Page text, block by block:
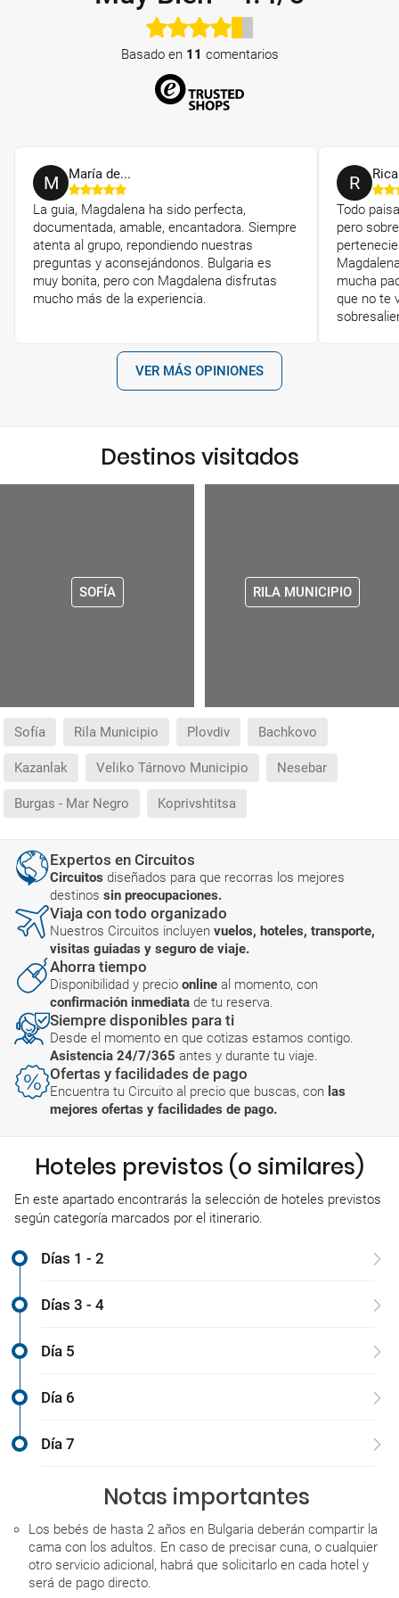
Basado en 11 comentarios
M María de...
La guia, Magdalena ha sido perfecta,
documentada, amable, encantadora. Siempre
atenta al grupo, repondiendo nuestras
preguntas y aconsejándonos. Bulgaria es
muy bonita, pero con Magdalena disfrutas
mucho más de la experiencia.
R
Todo
pero
mucha
que no te
VER MÁS OPINIONES
Destinos visitados
SOFÍA RILA MUNICIPIO
Sofía Rila Municipio Plovdiv Bachkovo
Kazanlak Veliko Tárnovo Municipio Nesebar
Burgas - Mar Negro Koprivshtitsa
Expertos en Circuitos
Circuitos diseñados para que recorras los mejores
destinos sin preocupaciones.
Viaja con todo organizado
Nuestros Circuitos incluyen vuelos, hoteles, transporte,
visitas guiadas y seguro de viaje.
Ahorra tiempo
Disponibilidad y precio online al momento, con
confirmación inmediata de tu reserva.
Siempre disponibles para ti
Desde el momento en que cotizas estamos contigo.
Asistencia 24/7/365 antes y durante tu viaje.
Ofertas y facilidades de pago
Encuentra tu Circuito al precio que buscas, con las
mejores ofertas y facilidades de pago.
Hoteles previstos (o similares)
En este apartado encontrarás la selección de hoteles previstos
según categoría marcados por el itinerario.
Días 1 - 2
Días 3 - 4
Día 5
Día 6
Día 7
Notas importantes
Los bebés de hasta 2 años en Bulgaria deberán compartir la
cama con los adultos. En caso de precisar cuna, o cualquier
otro servicio adicional, habrá que solicitarlo en cada hotel y
será de pago directo.